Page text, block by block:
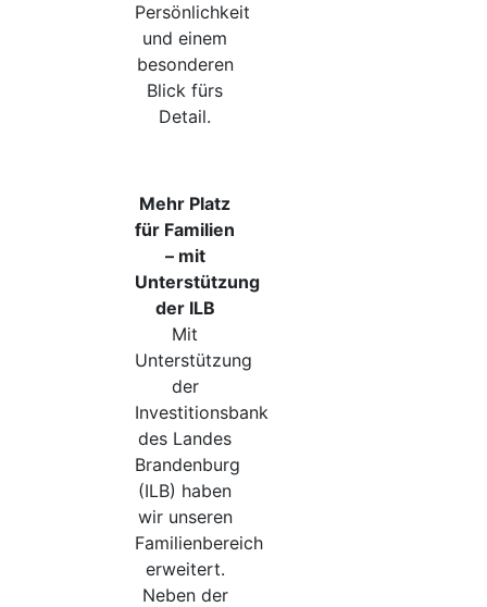
Persönlichkeit
und einem
besonderen
Blick fürs
Detail.
Mehr Platz
für Familien
– mit
Unterstützung
der ILB
Mit
Unterstützung
der
Investitionsbank
des Landes
Brandenburg
(ILB) haben
wir unseren
Familienbereich
erweitert.
Neben der